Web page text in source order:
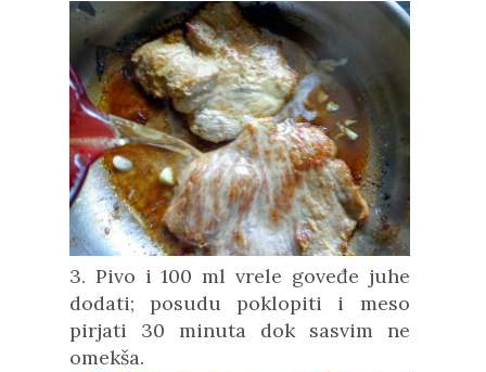
3. Pivo i 100 ml vrele goveđe juhe
dodati; posudu poklopiti i meso
pirjati 30 minuta dok sasvim ne
omekša.